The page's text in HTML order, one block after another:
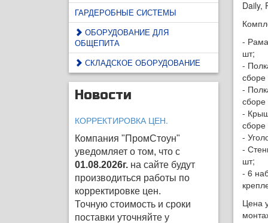
ГАРДЕРОБНЫЕ СИСТЕМЫ
ОБОРУДОВАНИЕ ДЛЯ
ОБЩЕПИТА
СКЛАДСКОЕ ОБОРУДОВАНИЕ
Новости
КОРРЕКТИРОВКА ЦЕН.
Компания "ПромСтоун"
уведомляет о том, что с
01.08.2026г. на сайте будут
производиться работы по
корректировке цен.
Точную стоимость и сроки
поставки уточняйте у
Daily,
-
шт;
-
-
-
-
-
шт;
- 6
Цена